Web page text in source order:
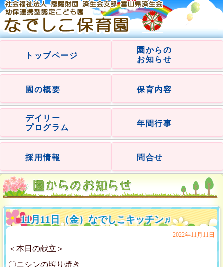
トップページ
園からの
お知らせ
園の概要 保育内容
デイリー
プログラム
年間行事
採用情報 問合せ
11月11日（金）なでしこキッチン♬
2022年11月11日
＜本日の献立＞
〇ニシンの照り焼き